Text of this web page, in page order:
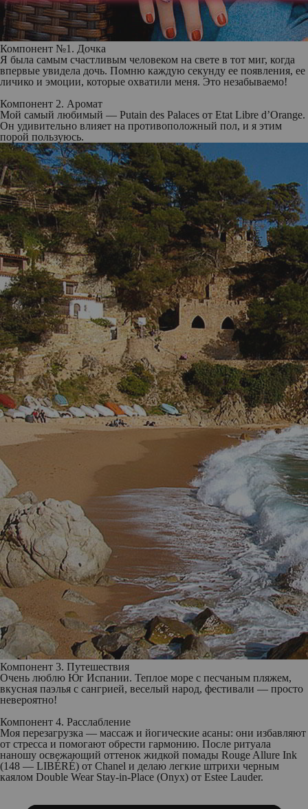
Компонент №1. Дочка
Я была самым счастливым человеком на свете в тот миг, когда
впервые увидела дочь. Помню каждую секунду ее появления, ее
личико и эмоции, которые охватили меня. Это незабываемо!
Компонент 2. Аромат
Мой самый любимый — Putain des Palaces от Etat Libre d’Orange.
Он удивительно влияет на противоположный пол, и я этим
порой пользуюсь.
Компонент 3. Путешествия
Очень люблю Юг Испании. Теплое море с песчаным пляжем,
вкусная паэлья с сангрией, веселый народ, фестивали — просто
невероятно!
Компонент 4. Расслабление
Моя перезагрузка — массаж и йогические асаны: они избавляют
от стресса и помогают обрести гармонию. После ритуала
наношу освежающий оттенок жидкой помады Rouge Allure Ink
(148 — LIBÉRÉ) от Chanel и делаю легкие штрихи черным
каялом Double Wear Stay-in-Place (Onyx) от Estee Lauder.